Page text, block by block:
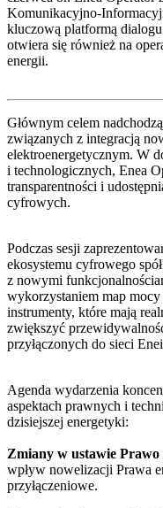
Komunikacyjno-
kluczową platformą
otwiera się również na
energii.
Głównym celem
związanych z integracją
elektroenergetycznym. W
i technologicznych, Enea
transparentności i
cyfrowych.
Podczas sesji
ekosystemu cyfrowego
z nowymi
wykorzystaniem map
instrumenty, które mają
zwiększyć
przyłączonych do sieci
Agenda wydarzenia
aspektach prawnych i
dzisiejszej energetyki:
Zmiany w ustawie Prawo
wpływ nowelizacji Prawa
przyłączeniowe.